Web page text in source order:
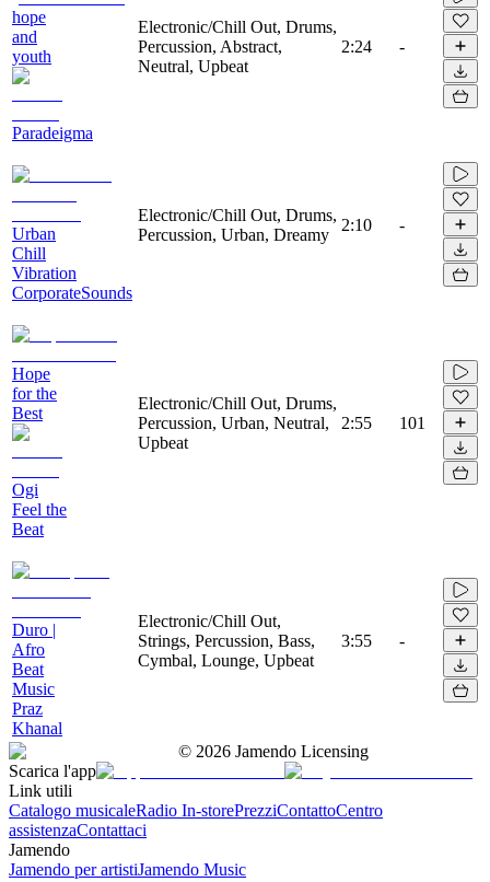
hope
and
youth
Paradeigma
Electronic/Chill Out, Drums,
Percussion, Abstract,
Neutral, Upbeat
2:24 -
Urban
Chill
Vibration
CorporateSounds
Electronic/Chill Out, Drums,
Percussion, Urban, Dreamy
2:10 -
Hope
for the
Best
Ogi
Feel the
Beat
Electronic/Chill Out, Drums,
Percussion, Urban, Neutral,
Upbeat
2:55 101
Duro |
Afro
Beat
Music
Praz
Khanal
Electronic/Chill Out,
Strings, Percussion, Bass,
Cymbal, Lounge, Upbeat
3:55 -
© 2026 Jamendo Licensing
Scarica l'app
Link utili
Catalogo musicaleRadio In-storePrezziContattoCentro
assistenzaContattaci
Jamendo
Jamendo per artistiJamendo Music